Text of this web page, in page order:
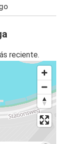
reciente.